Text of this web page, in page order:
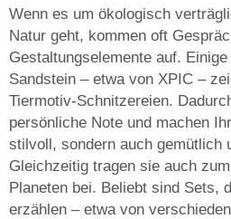
Wenn es um ökologisch
Natur geht, kommen oft
Gestaltungselemente auf.
Sandstein – etwa von XPIC –
Tiermotiv-Schnitzereien.
persönliche Note und machen
stilvoll, sondern auch gemütlich
Gleichzeitig tragen sie auch
Planeten bei. Beliebt sind Sets,
erzählen – etwa von